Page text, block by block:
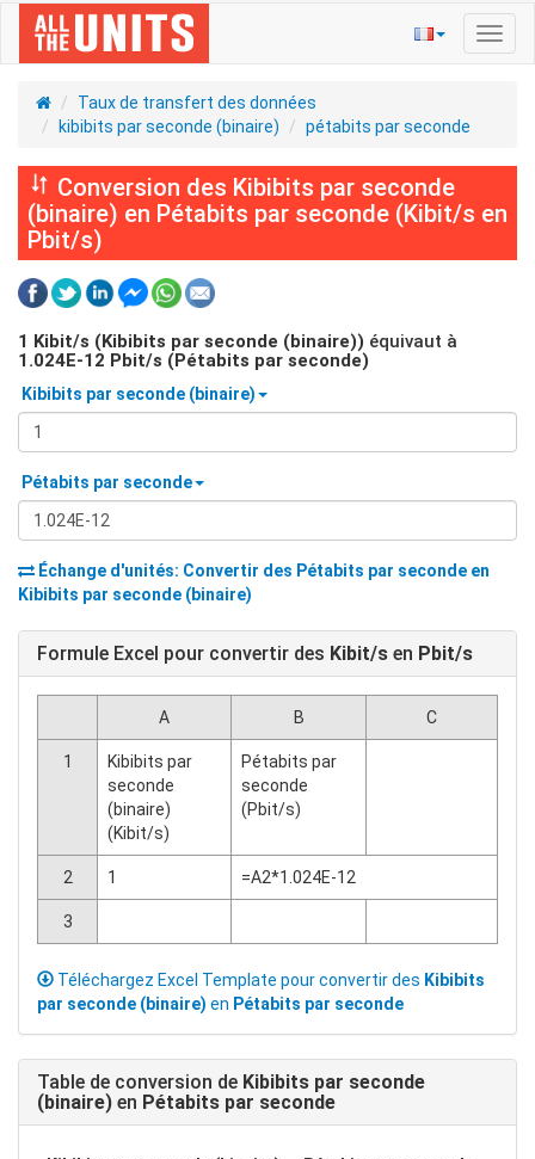
la
Taux de transfert des données
kibibits par seconde (binaire)
pétabits par seconde
Conversion des Kibibits par seconde
(binaire) en Pétabits par seconde (Kibit/s en
Pbit/s)
1 Kibit/s (Kibibits par seconde (binaire)) équivaut à
1.024E-12 Pbit/s (Pétabits par seconde)
Kibibits par seconde (binaire)
Pétabits par seconde
Échange d'unités: Convertir des Pétabits par seconde en
Kibibits par seconde (binaire)
Formule Excel pour convertir des Kibit/s en Pbit/s
A B C
1
Kibibits par
seconde
(binaire)
(Kibit/s)
Pétabits par
seconde
(Pbit/s)
2 1 =A2*1.024E-12
3
Téléchargez Excel Template pour convertir des Kibibits
par seconde (binaire) en Pétabits par seconde
Table de conversion de Kibibits par seconde
(binaire) en Pétabits par seconde